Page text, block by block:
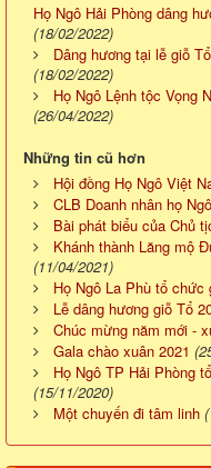
Họ Ngô Hải Phòng dâng
(18/02/2022)
Dâng hương tại lễ giỗ
(18/02/2022)
Họ Ngô Lệnh tộc Vọng
(26/04/2022)
Những tin cũ hơn
Hội đồng Họ Ngô Việt
CLB Doanh nhân họ
Bài phát biểu của Chủ
Khánh thành Lăng mộ
(11/04/2021)
Họ Ngô La Phù tổ chức
Lễ dâng hương giỗ Tổ
Chúc mừng năm mới -
Gala chào xuân 2021
Họ Ngô TP Hải Phòng
(15/11/2020)
Một chuyến đi tâm linh